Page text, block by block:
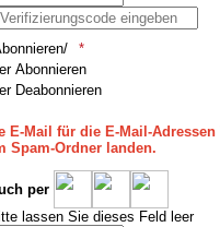
Abonnieren
Deabonnieren
E-Mail für die E-Mail-
Spam-Ordner landen.
per
lassen Sie dieses Feld leer